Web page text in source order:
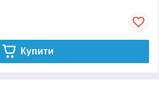
Купити